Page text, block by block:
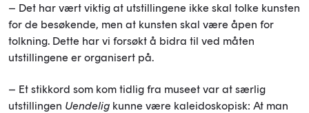
– Det har vært viktig at utstillingene ikke skal tolke kunsten
for de besøkende, men at kunsten skal være åpen for
tolkning. Dette har vi forsøkt å bidra til ved måten
utstillingene er organisert på.
– Et stikkord som kom tidlig fra museet var at særlig
utstillingen Uendelig kunne være kaleidoskopisk: At man